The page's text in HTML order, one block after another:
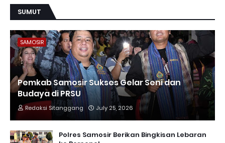
SUMUT
SAMOSIR
Pemkab Samosir Sukses Gelar Seni dan
Budaya di PRSU
Redaksi Sitanggang July 25, 2026
Polres Samosir Berikan Bingkisan Lebaran